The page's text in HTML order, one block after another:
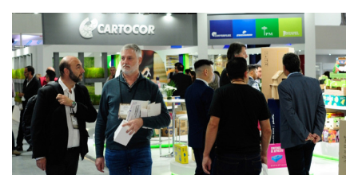
DIRECTORIO
CALENDARIO
MEDIA KIT
SERVICIOS